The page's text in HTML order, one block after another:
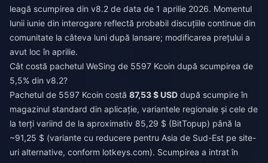
leagă scumpirea din v8.2 de data de 1 aprilie 2026. Momentul
lunii iunie din interogare reflectă probabil discuțiile continue din
comunitate la câteva luni după lansare; modificarea prețului a
avut loc în aprilie.
Cât costă pachetul WeSing de 5597 Kcoin după scumpirea de
5,5% din v8.2?
Pachetul de 5597 Kcoin costă 87,53 $ USD după scumpire în
magazinul standard din aplicație, variantele regionale și cele de
la terți variind de la aproximativ 85,29 $ (BitTopup) până la
~91,25 $ (variante cu reducere pentru Asia de Sud-Est pe site-
uri alternative, conform lotkeys.com). Scumpirea a intrat în